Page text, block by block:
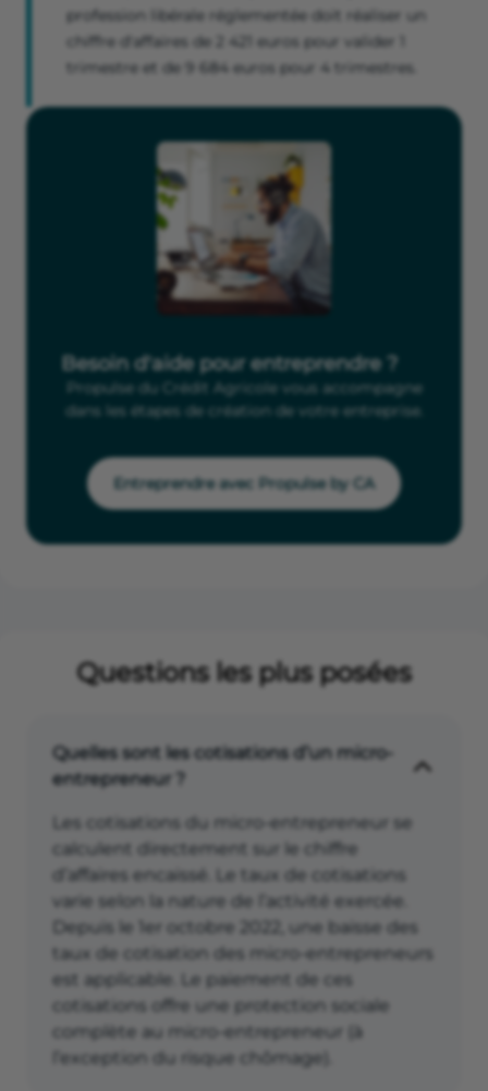
profession libérale réglementée doit réaliser un
chiffre d'affaires de 2 421 euros pour valider 1
trimestre et de 9 684 euros pour 4 trimestres.
Besoin d'aide pour entreprendre ?
Propulse du Crédit Agricole vous accompagne
dans les étapes de création de votre entreprise.
Entreprendre avec Propulse by CA
Questions les plus posées
Quelles sont les cotisations d’un micro-
entrepreneur ?
Les cotisations du micro-entrepreneur se
calculent directement sur le chiffre
d’affaires encaissé. Le taux de cotisations
varie selon la nature de l’activité exercée.
Depuis le 1er octobre 2022, une baisse des
taux de cotisation des micro-entrepreneurs
est applicable. Le paiement de ces
cotisations offre une protection sociale
complète au micro-entrepreneur (à
l’exception du risque chômage).